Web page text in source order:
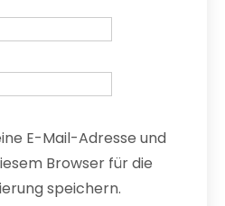
E-Mail-Adresse und
Browser für die
speichern.